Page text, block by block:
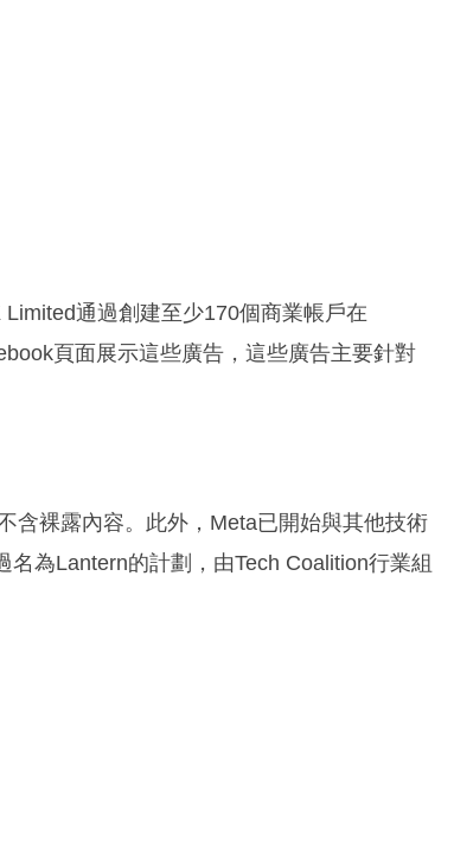
通過創建至少170個商業帳戶在
頁面展示這些廣告，這些廣告主要針對
含裸露內容。此外，Meta已開始與其他技術
為Lantern的計劃，由Tech Coalition行業組